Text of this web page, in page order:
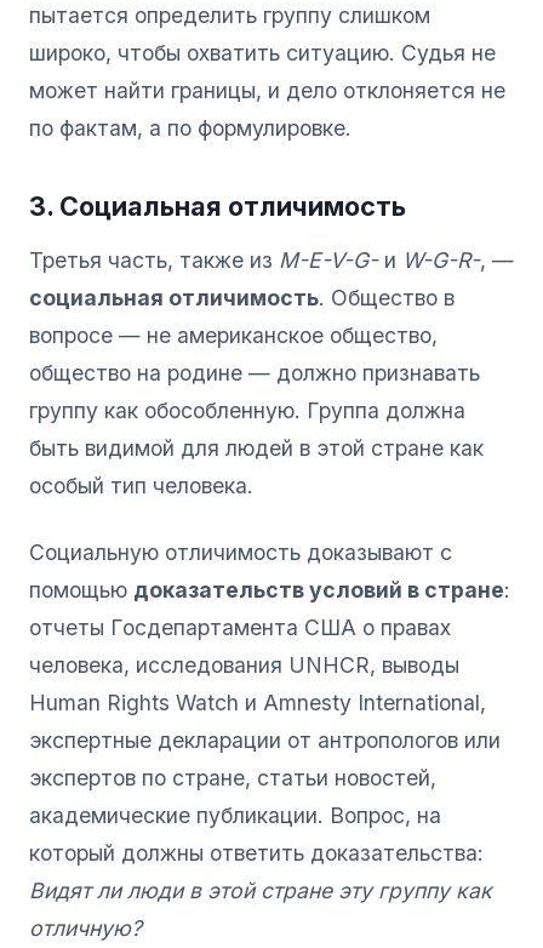
пытается определить группу слишком
широко, чтобы охватить ситуацию. Судья не
может найти границы, и дело отклоняется не
по фактам, а по формулировке.
3. Социальная отличимость
Третья часть, также из M-E-V-G-и W-G-R-, —
социальная отличимость. Общество в
вопросе — не американское общество,
общество на родине — должно признавать
группу как обособленную. Группа должна
быть видимой для людей в этой стране как
особый тип человека.
Социальную отличимость доказывают с
помощью доказательств условий в стране:
отчеты Госдепартамента США о правах
человека, исследования UNHCR, выводы
Human Rights Watch и Amnesty International,
экспертные декларации от антропологов или
экспертов по стране, статьи новостей,
академические публикации. Вопрос, на
который должны ответить доказательства:
Видят ли люди в этой стране эту группу как
отличную?